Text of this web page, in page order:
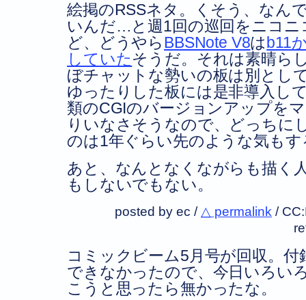
絵掲のRSSネタ。くそう、なん
いんだ…と週1回の巡回をニコニ
ど、どうやらBBSNote V8は b11
していたそうだ。それは素晴ら
ぼチャットな勢いの板は別とし
ゆったりした板には是非導入し
類のCGIのバージョンアップを
りいなさそうなので、どっちに
のは1年ぐらい先のような気も
あと、なんとなくながらも描く
もしないでもない。
posted by ec / △ permalink /
コミックビーム5月号が回収。
できなかったので、今日いろい
こうと思ったら無かったな。